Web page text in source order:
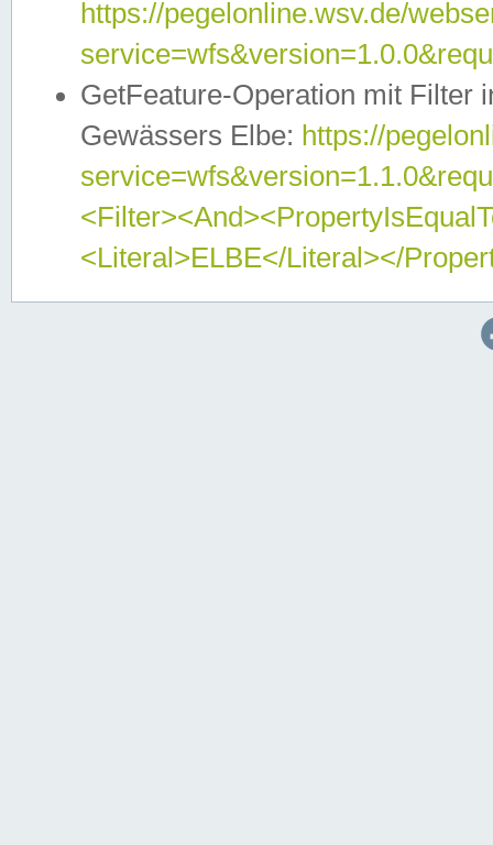
https://pegelonline.wsv.de/
GetFeature-Operation mit Filter
Gewässers Elbe: https://
<Literal>ELBE</Literal></